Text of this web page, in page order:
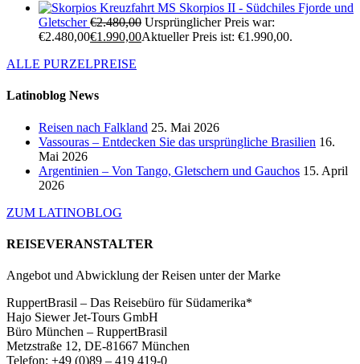
Kreuzfahrt MS Skorpios II - Südchiles Fjorde und
Gletscher €2.480,00 Ursprünglicher Preis war:
€2.480,00€1.990,00Aktueller Preis ist: €1.990,00.
ALLE PURZELPREISE
Latinoblog News
Reisen nach Falkland 25. Mai 2026
Vassouras – Entdecken Sie das ursprüngliche Brasilien 16.
Mai 2026
Argentinien – Von Tango, Gletschern und Gauchos 15. April
2026
ZUM LATINOBLOG
REISEVERANSTALTER
Angebot und Abwicklung der Reisen unter der Marke
RuppertBrasil – Das Reisebüro für Südamerika*
Hajo Siewer Jet-Tours GmbH
Büro München – RuppertBrasil
Metzstraße 12, DE-81667 München
Telefon: +49 (0)89 – 419 419-0